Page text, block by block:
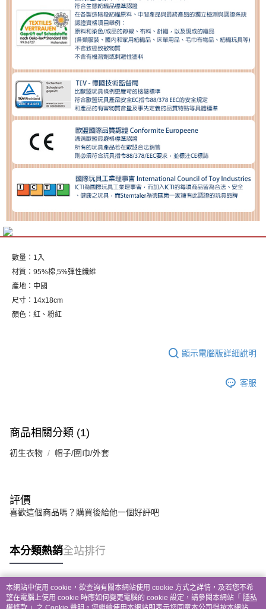
數量：1入
材質：95%棉,5%彈性纖維
產地：中國
尺寸：14x18cm
顏色：紅、粉紅
顯示電腦版詳細說明
客服
商品相關分類 (1)
初生衣物 帽子/圍巾/外套
評價
喜歡這個商品嗎？購買後給他一個好評吧
本分類熱銷全站排行
熱門標籤
本網站中使用 cookie，欲查詢有關本網站使用 cookie 方式之詳情，及若您不希
望在電腦上使用 cookie 時應如何變更電腦的 cookie 設定，請參閱本網站「 隱私